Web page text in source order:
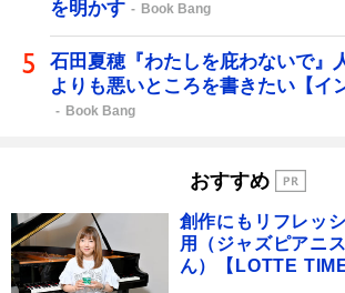
を明かす
Book Bang
石田夏穂『わたしを庇わないで』
よりも悪いところを書きたい【イ
Book Bang
おすすめ
創作にもリフレッ
用（ジャズピアニ
ん）【LOTTE